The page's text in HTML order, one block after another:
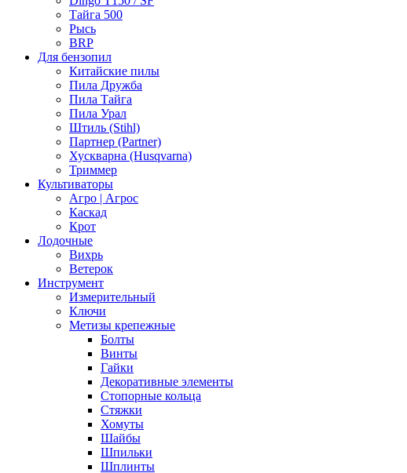
Тайга 500
Рысь
BRP
Для бензопил
Китайские пилы
Пила Дружба
Пила Тайга
Пила Урал
Штиль (Stihl)
Партнер (Partner)
Хускварна (Husqvarna)
Триммер
Культиваторы
Агро | Агрос
Каскад
Крот
Лодочные
Вихрь
Ветерок
Инструмент
Измерительный
Ключи
Метизы крепежные
Болты
Винты
Гайки
Декоративные элементы
Стопорные кольца
Стяжки
Хомуты
Шайбы
Шпильки
Шплинты